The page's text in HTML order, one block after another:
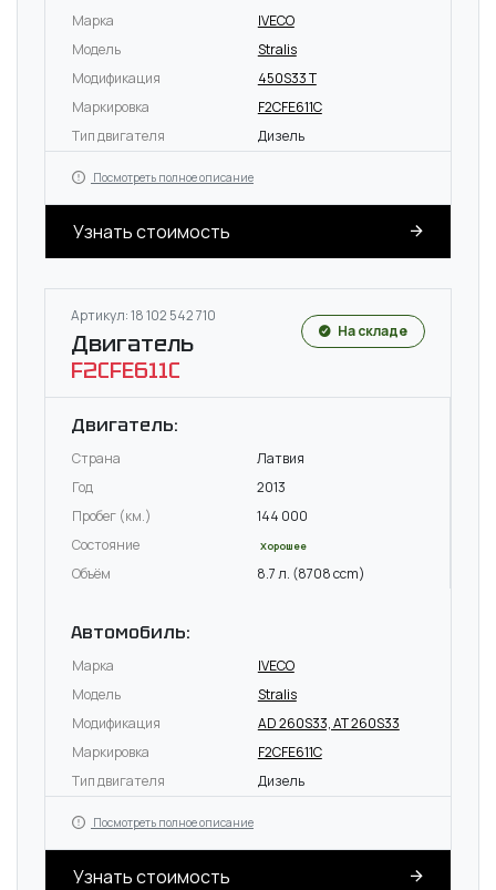
Марка
IVECO
Модель
Stralis
Модификация
450S33 T
Маркировка
F2CFE611C
Тип двигателя
Дизель
Посмотреть полное описание
Узнать стоимость
Артикул: 18 102 542 710
Двигатель
F2CFE611C
На складе
Двигатель:
Страна
Латвия
Год
2013
Пробег (км.)
144 000
Состояние
Хорошее
Объём 8.7 л. (8708 ccm)
Автомобиль:
Марка
IVECO
Модель
Stralis
Модификация
AD 260S33, AT 260S33
Маркировка
F2CFE611C
Тип двигателя
Дизель
Посмотреть полное описание
Узнать стоимость